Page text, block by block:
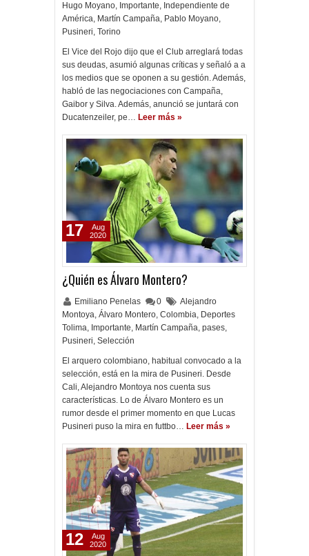
Hugo Moyano, Importante, Independiente de
América, Martín Campaña, Pablo Moyano,
Pusineri, Torino
El Vice del Rojo dijo que el Club arreglará todas
sus deudas, asumió algunas críticas y señaló a a
los medios que se oponen a su gestión. Además,
habló de las negociaciones con Campaña,
Gaibor y Silva. Además, anunció se juntará con
Ducatenzeiler, pe… Leer más »
¿Quién es Álvaro Montero?
Emiliano Penelas 0
Alejandro
Montoya, Álvaro Montero, Colombia, Deportes
Tolima, Importante, Martín Campaña, pases,
Pusineri, Selección
El arquero colombiano, habitual convocado a la
selección, está en la mira de Pusineri. Desde
Cali, Alejandro Montoya nos cuenta sus
características. Lo de Álvaro Montero es un
rumor desde el primer momento en que Lucas
Pusineri puso la mira en futtbo… Leer más »
17
Aug
2020
12
Aug
2020